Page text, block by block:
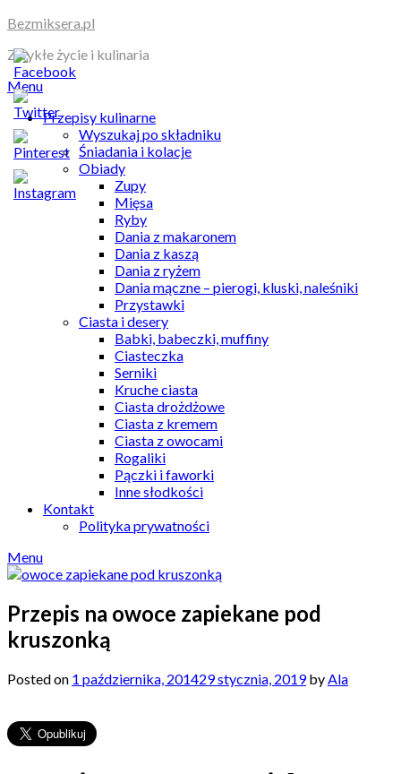
Skip
content
Bezmiksera.pl
Zwykłe życie i kulinaria
Menu
Przepisy kulinarne
Wyszukaj po składniku
Śniadania i kolacje
Obiady
Zupy
Mięsa
Ryby
Dania z makaronem
Dania z kaszą
Dania z ryżem
Dania mączne – pierogi, kluski, naleśniki
Przystawki
Ciasta i desery
Babki, babeczki, muffiny
Ciasteczka
Serniki
Kruche ciasta
Ciasta drożdżowe
Ciasta z kremem
Ciasta z owocami
Rogaliki
Pączki i faworki
Inne słodkości
Kontakt
Polityka prywatności
Menu
Przepis na owoce zapiekane pod
kruszonką
Posted on 1 października, 201429 stycznia, 2019byAla